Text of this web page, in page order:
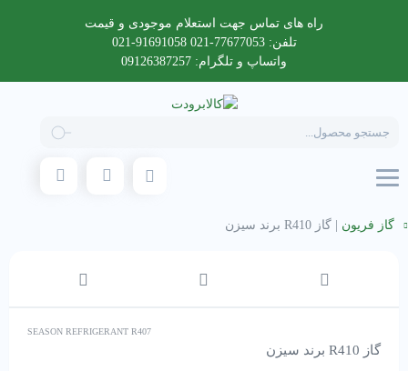
راه های تماس جهت استعلام موجودی و قیمت
تلفن: 77677053-021 91691058-021
واتساپ و تلگرام: 09126387257
search
گاز فریون گاز R410 برند سیزن
SEASON REFRIGERANT R407
گاز R410 برند سیزن